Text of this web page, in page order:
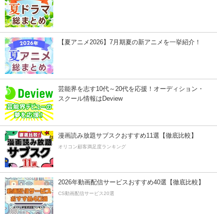
【夏アニメ2026】7月期夏の新アニメを一挙紹介！
芸能界を志す10代～20代を応援！オーディション・
スクール情報はDeview
漫画読み放題サブスクおすすめ11選【徹底比較】
オリコン顧客満足度ランキング
2026年動画配信サービスおすすめ40選【徹底比較】
CS動画配信サービス20選